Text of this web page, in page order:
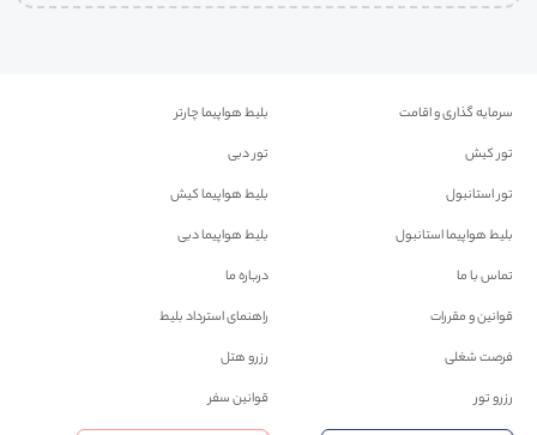
سرمایه گذاری و اقامت
بلیط هواپیما چارتر
تور کیش
تور دبی
تور استانبول
بلیط هواپیما کیش
بلیط هواپیما استانبول
بلیط هواپیما دبی
تماس با ما
درباره ما
قوانین و مقررات
راهنمای استرداد بلیط
فرصت شغلی
رزرو هتل
رزرو تور
قوانین سفر